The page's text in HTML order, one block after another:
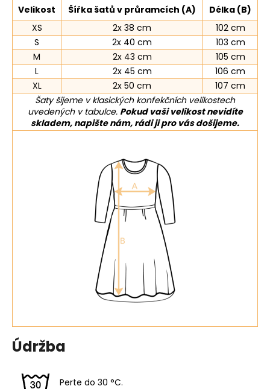
Velikost
Šířka šatů v průramcích (A)
Délka (B)
XS
2x 38 cm
102 cm
S
2x 40 cm
103 cm
M
2x 43 cm
105 cm
L
2x 45 cm
106 cm
XL
2x 50 cm
107 cm
Šaty šijeme v klasických konfekčních velikostech
uvedených v tabulce. Pokud vaši velikost nevidíte
skladem, napište nám, rádi ji pro vás došijeme.
Údržba
Perte do 30 °C.